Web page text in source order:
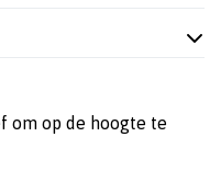
om op de hoogte te